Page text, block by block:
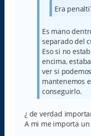
Era
Es mano
separado del
Eso si no
encima,
ver si
mantenemos
conseguirlo.
¿ de verdad
A mi me importa